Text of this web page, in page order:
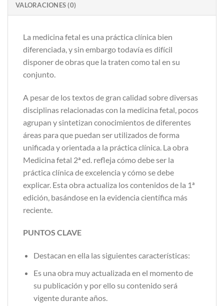
VALORACIONES (0)
La medicina fetal es una práctica clínica bien
diferenciada, y sin embargo todavía es difícil
disponer de obras que la traten como tal en su
conjunto.
A pesar de los textos de gran calidad sobre diversas
disciplinas relacionadas con la medicina fetal, pocos
agrupan y sintetizan conocimientos de diferentes
áreas para que puedan ser utilizados de forma
unificada y orientada a la práctica clínica. La obra
Medicina fetal 2ª ed. refleja cómo debe ser la
práctica clínica de excelencia y cómo se debe
explicar. Esta obra actualiza los contenidos de la 1ª
edición, basándose en la evidencia científica más
reciente.
PUNTOS CLAVE
Destacan en ella las siguientes características:
Es una obra muy actualizada en el momento de
su publicación y por ello su contenido será
vigente durante años.